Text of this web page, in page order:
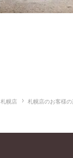
札幌店
札幌店のお客様